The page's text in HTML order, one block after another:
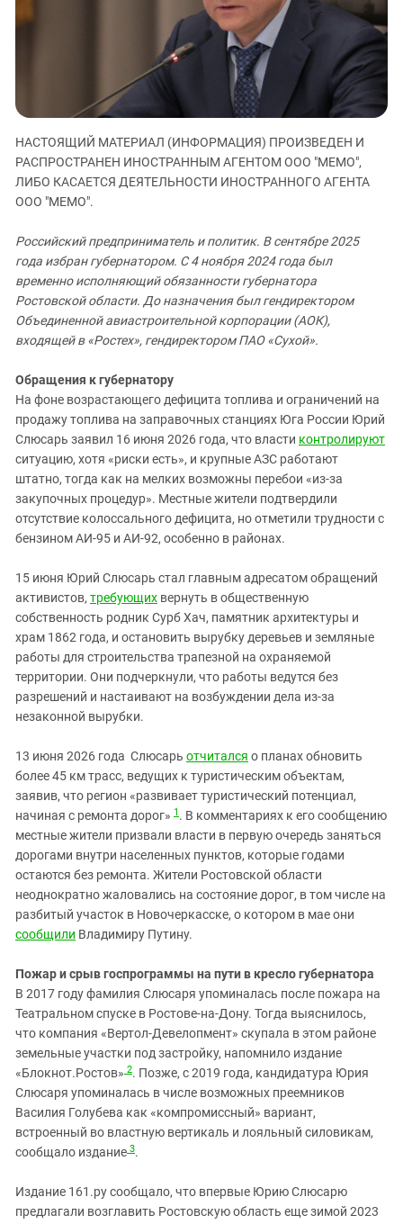
ЗАСТАВЛЯЕТ
КАВКАЗ ЗА ПАЛЕСТИНУ
ИНАКОМЫСЛИЕ В ЧЕЧНЕ
ПРЕСЛЕДОВАНИЕ АКТИВИСТОВ
МОБИЛИЗАЦИЯ И ПРОТЕСТЫ
Дагестан
Краснодарский край
Нагорный Карабах
Российская Федерация
Ростовская область
Северная Осетия - Алания
Ставропольский край
Чечня
Южная Осетия
Южный Кавказ
ЮФО
НАСТОЯЩИЙ МАТЕРИАЛ (ИНФОРМАЦИЯ) ПРОИЗВЕДЕН И
РАСПРОСТРАНЕН ИНОСТРАННЫМ АГЕНТОМ ООО "МЕМО",
ЛИБО КАСАЕТСЯ ДЕЯТЕЛЬНОСТИ ИНОСТРАННОГО АГЕНТА
ООО "МЕМО".
Российский предприниматель и политик. В сентябре 2025
года избран губернатором. С 4 ноября 2024 года был
временно исполняющий обязанности губернатора
Ростовской области. До назначения был гендиректором
Объединенной авиастроительной корпорации (АОК),
входящей в «Ростех», гендиректором ПАО «Сухой».
Обращения к губернатору
На фоне возрастающего дефицита топлива и ограничений на
продажу топлива на заправочных станциях Юга России Юрий
Слюсарь заявил 16 июня 2026 года, что власти контролируют
ситуацию, хотя «риски есть», и крупные АЗС работают
штатно, тогда как на мелких возможны перебои «из‑за
закупочных процедур». Местные жители подтвердили
отсутствие колоссального дефицита, но отметили трудности с
бензином АИ‑95 и АИ‑92, особенно в районах.
15 июня Юрий Слюсарь стал главным адресатом обращений
активистов, требующих вернуть в общественную
собственность родник Сурб Хач, памятник архитектуры и
храм 1862 года, и остановить вырубку деревьев и земляные
работы для строительства трапезной на охраняемой
территории. Они подчеркнули, что работы ведутся без
разрешений и настаивают на возбуждении дела из‑за
незаконной вырубки.
13 июня 2026 года Слюсарь отчитался о планах обновить
более 45 км трасс, ведущих к туристическим объектам,
заявив, что регион «развивает туристический потенциал,
начиная с ремонта дорог» 1 . В комментариях к его сообщению
местные жители призвали власти в первую очередь заняться
дорогами внутри населенных пунктов, которые годами
остаются без ремонта. Жители Ростовской области
неоднократно жаловались на состояние дорог, в том числе на
разбитый участок в Новочеркасске, о котором в мае они
сообщили Владимиру Путину.
Пожар и срыв госпрограммы на пути в кресло губернатора
В 2017 году фамилия Слюсаря упоминалась после пожара на
Театральном спуске в Ростове-на-Дону. Тогда выяснилось,
что компания «Вертол-Девелопмент» скупала в этом районе
земельные участки под застройку, напомнило издание
«Блокнот.Ростов» 2. Позже, с 2019 года, кандидатура Юрия
Слюсаря упоминалась в числе возможных преемников
Василия Голубева как «компромиссный» вариант,
встроенный во властную вертикаль и лояльный силовикам,
сообщало издание 3.
Издание 161.ру сообщало, что впервые Юрию Слюсарю
предлагали возглавить Ростовскую область еще зимой 2023